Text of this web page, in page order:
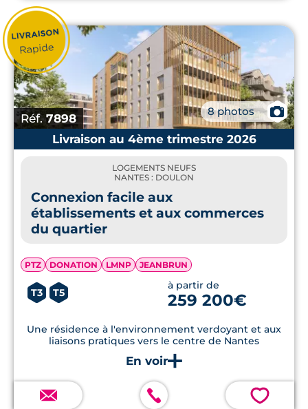
Réf.7898 8 photos
📷
Livraison au 4ème trimestre 2026
LOGEMENTS NEUFS
NANTES : DOULON
Connexion facile aux
établissements et aux commerces
du quartier
PTZ DONATION LMNP JEANBRUN
T3 T5
à partir de
259 200€
Une résidence à l'environnement verdoyant et aux
liaisons pratiques vers le centre de Nantes
💗